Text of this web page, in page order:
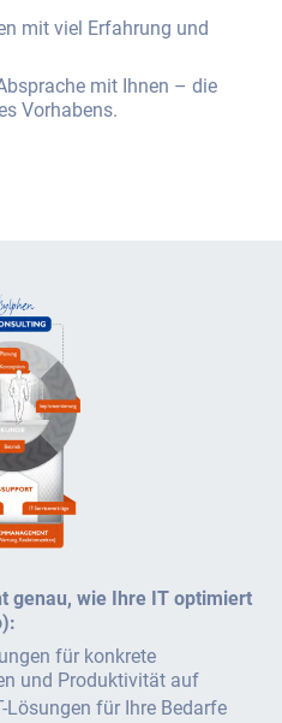
mit viel Erfahrung und
mit Ihnen – die
Vorhabens.
genau, wie Ihre IT optimiert
für konkrete
und Produktivität auf
für Ihre Bedarfe